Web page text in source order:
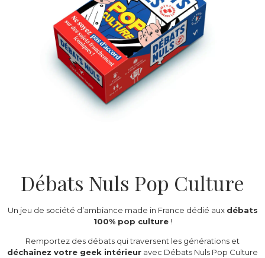
Débats Nuls Pop Culture
Un jeu de société d’ambiance made in France dédié aux débats
100% pop culture!
Remportez des débats qui traversent les générations et
déchaînez votre geek intérieur avec Débats Nuls Pop Culture